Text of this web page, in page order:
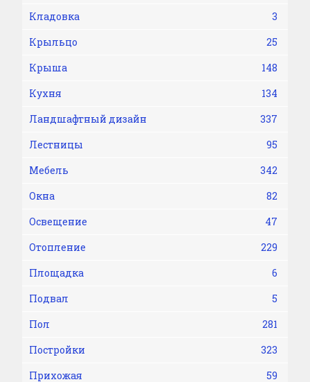
Кладовка
3
Крыльцо
25
Крыша
148
Кухня
134
Ландшафтный дизайн
337
Лестницы
95
Мебель
342
Окна
82
Освещение
47
Отопление
229
Площадка
6
Подвал
5
Пол
281
Постройки
323
Прихожая
59